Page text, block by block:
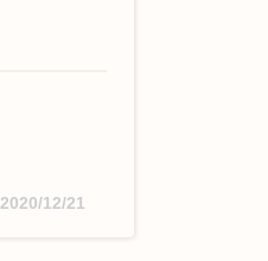
2020/12/21